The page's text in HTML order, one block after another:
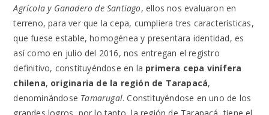
Agrícola y Ganadero de Santiago, ellos nos evaluaron en
terreno, para ver que la cepa, cumpliera tres características,
que fuese estable, homogénea y presentara identidad, es
así como en julio del 2016, nos entregan el registro
definitivo, constituyéndose en la primera cepa vinífera
chilena, originaria de la región de Tarapacá,
denominándose Tamarugal. Constituyéndose en uno de los